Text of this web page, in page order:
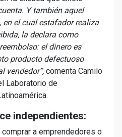
Y también aquel
en el cual estafador realiza
la declara como
el dinero es
producto defectuoso
vendedor”, comenta Camilo
Laboratorio de
independientes:
a emprendedores o